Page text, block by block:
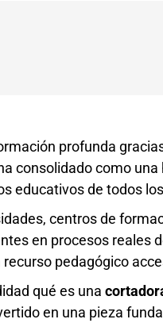
profunda
consolidado como
educativos de todos
centros de
en procesos reales
pedagógico
qué es una
en una pieza